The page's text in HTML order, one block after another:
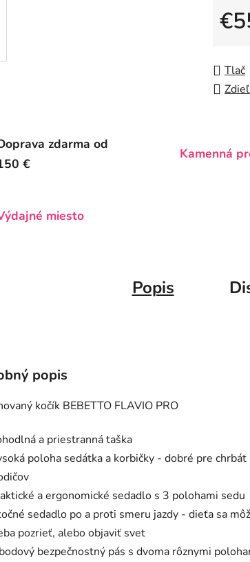
Tlač
zdarma od
€
Kamenná
miesto
Popis
popis
kočík BEBETTO FLAVIO PRO
a priestranná taška
poloha sedátka a korbičky - dobré pre chrbát
a ergonomické sedadlo s 3 polohami sedu
sedadlo po a proti smeru jazdy - dieťa sa
pozrieť, alebo objaviť svet
bezpečnostný pás s dvoma rôznymi